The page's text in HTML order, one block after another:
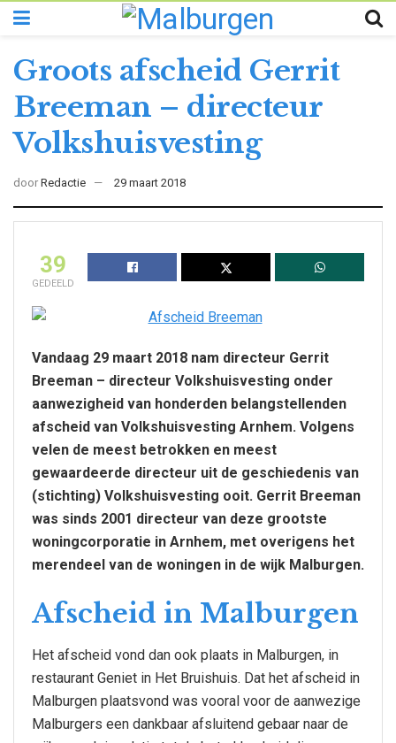
Groots afscheid Gerrit
Breeman – directeur
Volkshuisvesting
door Redactie 29 maart 2018
39
GEDEELD
Vandaag 29 maart 2018 nam directeur Gerrit
Breeman – directeur Volkshuisvesting onder
aanwezigheid van honderden belangstellenden
afscheid van Volkshuisvesting Arnhem. Volgens
velen de meest betrokken en meest
gewaardeerde directeur uit de geschiedenis van
(stichting) Volkshuisvesting ooit. Gerrit Breeman
was sinds 2001 directeur van deze grootste
woningcorporatie in Arnhem, met overigens het
merendeel van de woningen in de wijk Malburgen.
Afscheid in Malburgen
Het afscheid vond dan ook plaats in Malburgen, in
restaurant Geniet in Het Bruishuis. Dat het afscheid in
Malburgen plaatsvond was vooral voor de aanwezige
Malburgers een dankbaar afsluitend gebaar naar de